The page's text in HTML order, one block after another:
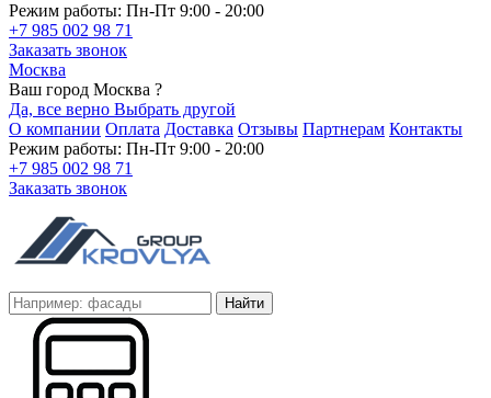
Режим работы: Пн-Пт 9:00 - 20:00
+7 985 002 98 71
Заказать звонок
Москва
Ваш город Москва ?
Да, все верно Выбрать другой
О компании Оплата Доставка Отзывы Партнерам Контакты
Режим работы: Пн-Пт 9:00 - 20:00
+7 985 002 98 71
Заказать звонок
Найти